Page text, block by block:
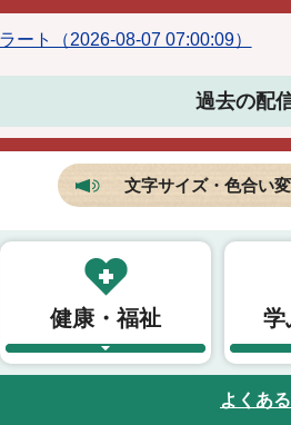
ート（2026-08-07 07:00:09）
過去の配
文字サイズ・色合い
健康・福祉 学
よくあ